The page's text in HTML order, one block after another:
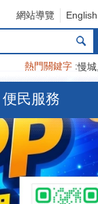
網站導覽 English
熱門關鍵字 慢城
便民服務